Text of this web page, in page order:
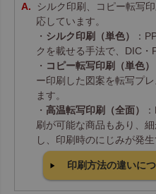
シルク印刷、コピー転写
応しています。
・ シルク印刷（単色）
：
クを載せる手法で、DIC・
・ コピー転写印刷（単色）
ー印刷した図案を転写プ
ます。
・ 高温転写印刷（全面）
刷が可能な商品もあり、
し、印刷時のにじみが発
印刷方法の違いに